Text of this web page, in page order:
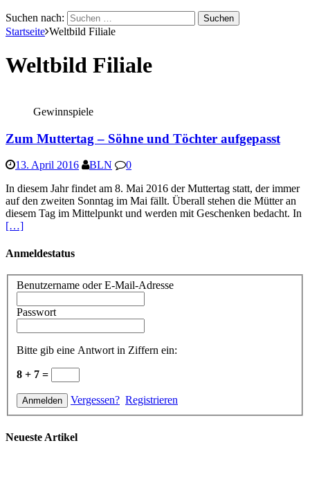
Suchen nach:
Startseite Weltbild Filiale
Weltbild Filiale
Gewinnspiele
Zum Muttertag – Söhne und Töchter aufgepasst
13. April 2016 BLN
0
In diesem Jahr findet am 8. Mai 2016 der Muttertag statt, der immer
auf den zweiten Sonntag im Mai fällt. Überall stehen die Mütter an
diesem Tag im Mittelpunkt und werden mit Geschenken bedacht. In
[…]
Anmeldestatus
Benutzername oder E-Mail-Adresse
Passwort
Bitte gib eine Antwort in Ziffern ein:
8 + 7 =
Vergessen? Registrieren
Neueste Artikel